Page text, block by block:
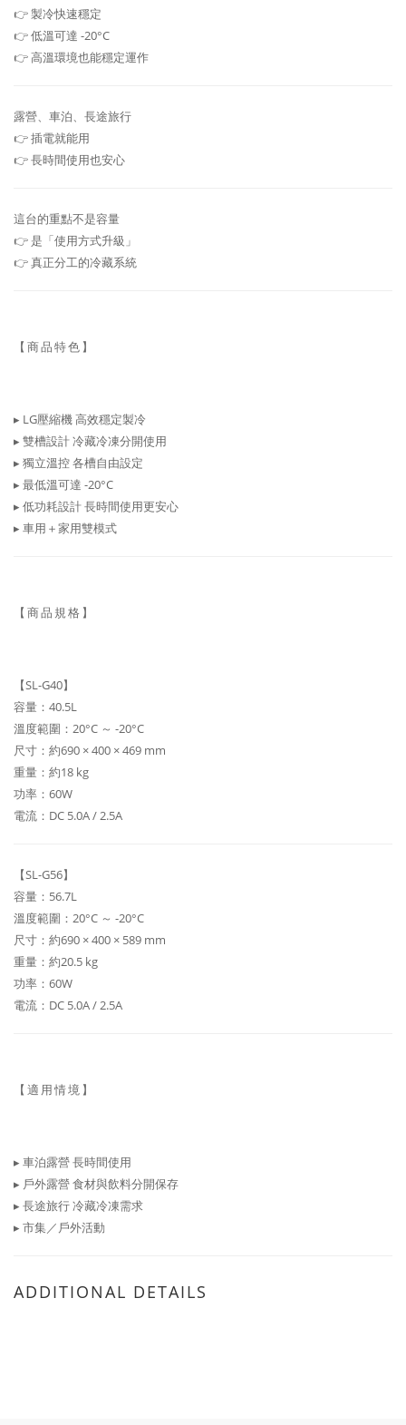
👉 製冷快速穩定
👉 低溫可達 -20°C
👉 高溫環境也能穩定運作
露營、車泊、長途旅行
👉 插電就能用
👉 長時間使用也安心
這台的重點不是容量
👉 是「使用方式升級」
👉 真正分工的冷藏系統
【商品特色】
▸ LG壓縮機 高效穩定製冷
▸ 雙槽設計 冷藏冷凍分開使用
▸ 獨立溫控 各槽自由設定
▸ 最低溫可達 -20°C
▸ 低功耗設計 長時間使用更安心
▸ 車用＋家用雙模式
【商品規格】
【SL-G40】
容量：40.5L
溫度範圍：20°C ～ -20°C
尺寸：約690 × 400 × 469 mm
重量：約18 kg
功率：60W
電流：DC 5.0A / 2.5A
【SL-G56】
容量：56.7L
溫度範圍：20°C ～ -20°C
尺寸：約690 × 400 × 589 mm
重量：約20.5 kg
功率：60W
電流：DC 5.0A / 2.5A
【適用情境】
▸ 車泊露營 長時間使用
▸ 戶外露營 食材與飲料分開保存
▸ 長途旅行 冷藏冷凍需求
▸ 市集／戶外活動
ADDITIONAL DETAILS